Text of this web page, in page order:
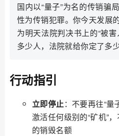
国内以“量子”为名的传销骗
性为传销犯罪。你今天发展
为明天法院判决书上的“被
多少人，法院就给你定了多
行动指引
立即停止：不要再往“量
激活任何级别的“矿机”
的销毁名额